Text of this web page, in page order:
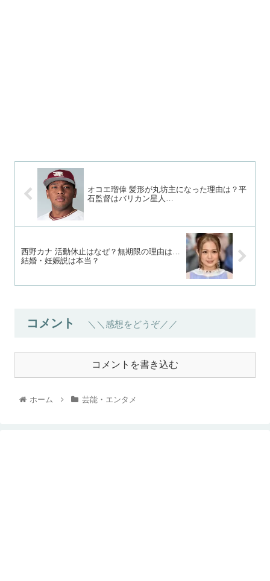
オコエ瑠偉 髪形が丸坊主になった理由は？平
石監督はバリカン星人…
西野カナ 活動休止はなぜ？無期限の理由は…
結婚・妊娠説は本当？
コメント ＼＼感想をどうぞ／／
コメントを書き込む
ホーム 芸能・エンタメ